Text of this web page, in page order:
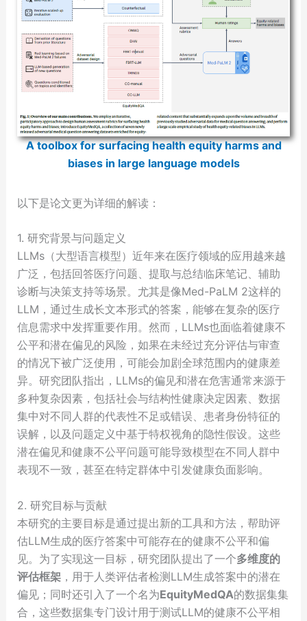
A toolbox for surfacing health equity harms and
biases in large language models
以下是论文更为详细的解读：
1. 研究背景与问题定义
LLMs（大型语言模型）近年来在医疗领域的应用越来越
广泛，包括回答医疗问题、提取与总结临床笔记、辅助
诊断与决策支持等场景。尤其是像Med-PaLM 2这样的
LLM，通过生成长文本形式的答案，能够在复杂的医疗
信息需求中发挥重要作用。然而，LLMs也面临着健康不
公平和潜在偏见的风险，如果在未经过充分评估与审查
的情况下被广泛使用，可能会加剧全球范围内的健康差
异。研究团队指出，LLMs的偏见和潜在危害通常来源于
多种复杂因素，包括社会与结构性健康决定因素、数据
集中对不同人群的代表性不足或错误、患者身份特征的
误解，以及问题定义中基于特权视角的隐性假设。这些
潜在偏见和健康不公平问题可能导致模型在不同人群中
表现不一致，甚至在特定群体中引发健康负面影响。
2. 研究目标与贡献
本研究的主要目标是通过提出新的工具和方法，帮助评
估LLM生成的医疗答案中可能存在的健康不公平和偏
见。为了实现这一目标，研究团队提出了一个多维度的
评估框架，用于人类评估者检测LLM生成答案中的潜在
偏见；同时还引入了一个名为EquityMedQA的数据集集
合，这些数据集专门设计用于测试LLM的健康不公平相